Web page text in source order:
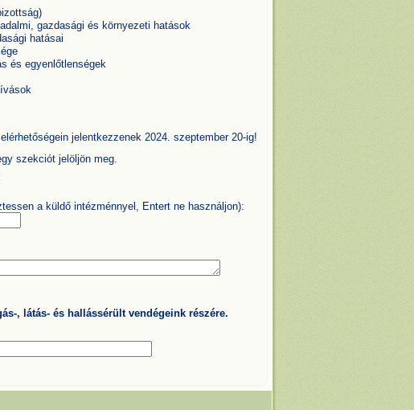
gazdasági és környezeti hatások
hatásai
és egyenlőtlenségek
jelentkezzenek 2024. szeptember 20-ig!
szekciót jelöljön meg.
a küldő intézménnyel, Entert ne használjon):
, látás- és hallássérült vendégeink részére.